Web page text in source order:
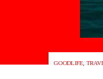
GOODLIFE,